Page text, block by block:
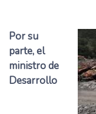
Por su
parte, el
ministro de
Desarrollo